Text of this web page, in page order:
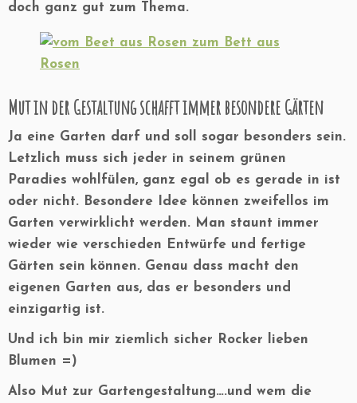
doch ganz gut zum Thema.
Mut in der Gestaltung schafft immer besondere Gärten
Ja eine Garten darf und soll sogar besonders sein.
Letzlich muss sich jeder in seinem grünen
Paradies wohlfülen, ganz egal ob es gerade in ist
oder nicht. Besondere Idee können zweifellos im
Garten verwirklicht werden. Man staunt immer
wieder wie verschieden Entwürfe und fertige
Gärten sein können. Genau dass macht den
eigenen Garten aus, das er besonders und
einzigartig ist.
Und ich bin mir ziemlich sicher Rocker lieben
Blumen =)
Also Mut zur Gartengestaltung….und wem die